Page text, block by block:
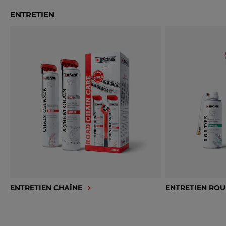
ENTRETIEN
ENTRETIEN CHAÎNE ENTRETIEN